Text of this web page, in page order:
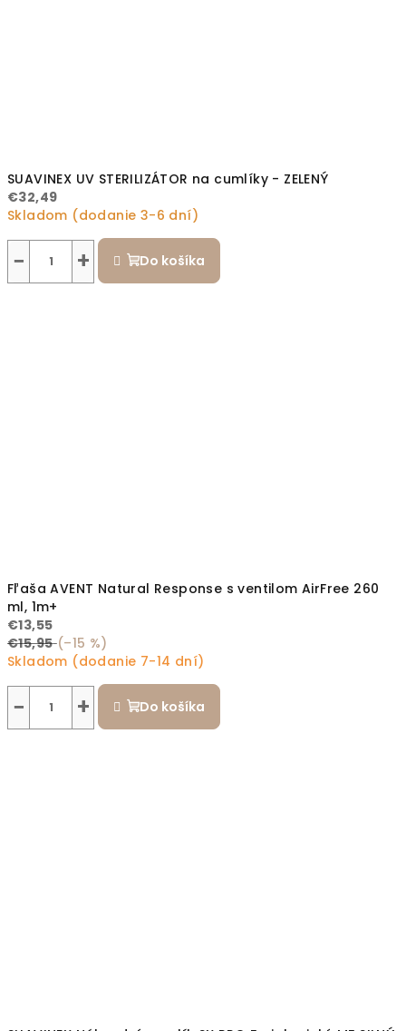
SUAVINEX UV STERILIZÁTOR na cumlíky - ZELENÝ
€32,49
Skladom (dodanie 3-6 dní)
+
− Do košíka
Fľaša AVENT Natural Response s ventilom AirFree 260
ml, 1m+
€13,55
€15,95 (–15 %)
Skladom (dodanie 7-14 dní)
+
− Do košíka